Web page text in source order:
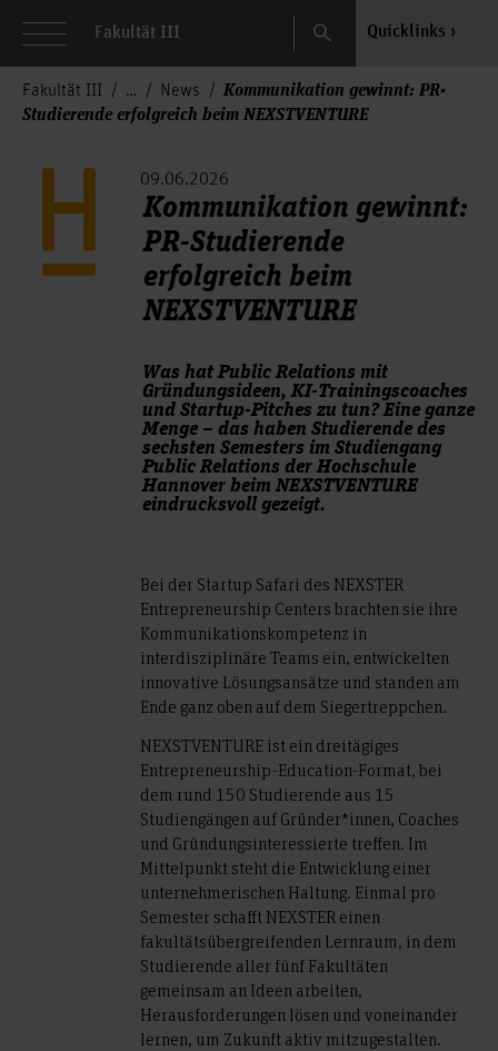
Fakultät III Search Quicklinks
Fakultät III News
Kommunikation gewinnt: PR-
Studierende erfolgreich beim NEXSTVENTURE
09.06.2026
Kommunikation gewinnt:
PR-Studierende
erfolgreich beim
NEXSTVENTURE
Was hat Public Relations mit
Gründungsideen, KI-Trainingscoaches
und Startup-Pitches zu tun? Eine ganze
Menge – das haben Studierende des
sechsten Semesters im Studiengang
Public Relations der Hochschule
Hannover beim NEXSTVENTURE
eindrucksvoll gezeigt.
Bei der Startup Safari des NEXSTER
Entrepreneurship Centers brachten sie ihre
Kommunikationskompetenz in
interdisziplinäre Teams ein, entwickelten
innovative Lösungsansätze und standen am
Ende ganz oben auf dem Siegertreppchen.
NEXSTVENTURE ist ein dreitägiges
Entrepreneurship-Education-Format, bei
dem rund 150 Studierende aus 15
Studiengängen auf Gründer*innen, Coaches
und Gründungsinteressierte treffen. Im
Mittelpunkt steht die Entwicklung einer
unternehmerischen Haltung. Einmal pro
Semester schafft NEXSTER einen
fakultätsübergreifenden Lernraum, in dem
Studierende aller fünf Fakultäten
gemeinsam an Ideen arbeiten,
Herausforderungen lösen und voneinander
lernen, um Zukunft aktiv mitzugestalten.